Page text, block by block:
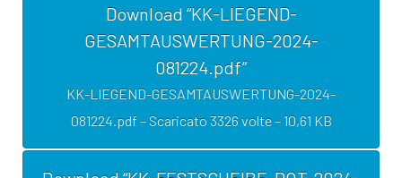
Download “KK-LIEGEND-
GESAMTAUSWERTUNG-2024-
081224.pdf”
KK-LIEGEND-GESAMTAUSWERTUNG-2024-
081224.pdf – Scaricato 3326 volte – 10,61 KB